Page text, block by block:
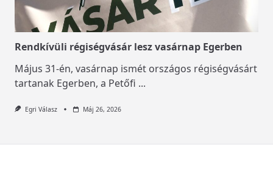
Rendkívüli régiségvásár lesz vasárnap Egerben
Május 31-én, vasárnap ismét országos régiségvásárt
tartanak Egerben, a Petőfi ...
Egri Válasz Máj 26, 2026